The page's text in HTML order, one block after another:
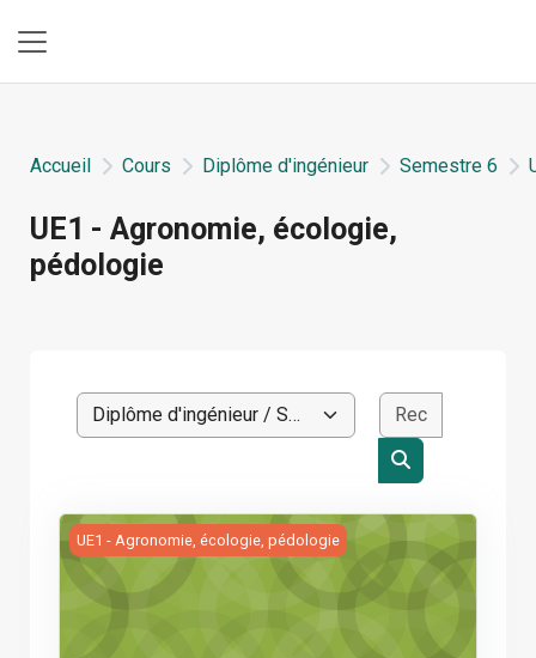
Accueil Cours Diplôme d'ingénieur Semestre 6
UE1 - Agronomie, écologie,
pédologie
Blocs du contenu principal
Catégories de cours
Rechercher
S6 | Bases &amp; techniques de la pédologie
UE1 - Agronomie, écologie, pédologie